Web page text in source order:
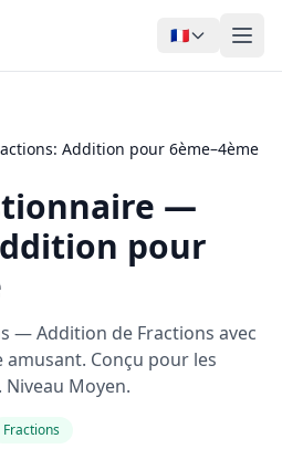
🇫🇷
Addition pour 6ème–4ème
—
pour
— Addition de Fractions avec
Conçu pour les
Niveau Moyen.
Fractions